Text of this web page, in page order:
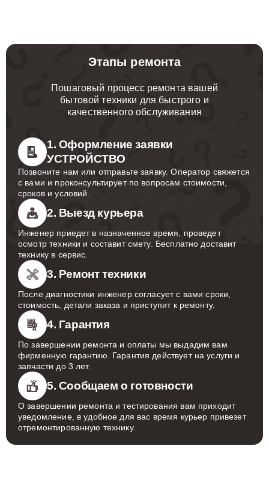
Этапы ремонта
Пошаговый процесс ремонта вашей
бытовой техники для быстрого и
качественного обслуживания
1. Оформление заявки
УСТРОЙСТВО
Позвоните нам или отправьте заявку. Оператор свяжется
с вами и проконсультирует по вопросам стоимости,
сроков и условий.
2. Выезд курьера
Инженер приедет в назначенное время, проведет
осмотр техники и составит смету. Бесплатно доставит
технику в сервис.
3. Ремонт техники
После диагностики инженер согласует с вами сроки,
стоимость, детали заказа и приступит к ремонту.
4. Гарантия
По завершении ремонта и оплаты мы выдадим вам
фирменную гарантию. Гарантия действует на услуги и
запчасти до 3 лет.
5. Сообщаем о готовности
О завершении ремонта и тестирования вам приходит
уведомление, в удобное для вас время курьер привезет
отремонтированную технику.